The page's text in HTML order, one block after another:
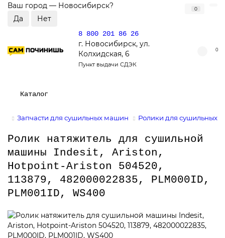
Ваш город — Новосибирск? 0
8 800 201 86 26
г. Новосибирск, ул.
Колхидская, 6
Пункт выдачи СДЭК
0
Каталог
Запчасти для сушильных машин Ролики для сушильных
Ролик натяжитель для сушильной
машины Indesit, Ariston,
Hotpoint-Ariston 504520,
113879, 482000022835, PLM000ID,
PLM001ID, WS400